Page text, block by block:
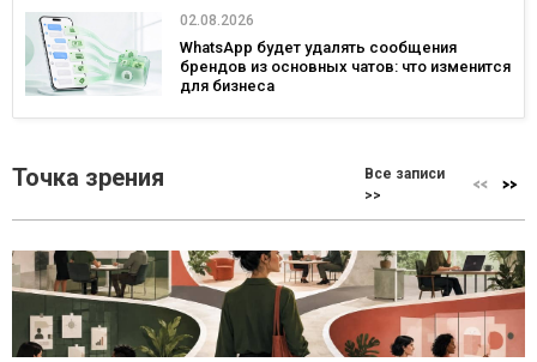
02.08.2026
WhatsApp будет удалять сообщения
брендов из основных чатов: что изменится
для бизнеса
Точка зрения
Все записи
>>